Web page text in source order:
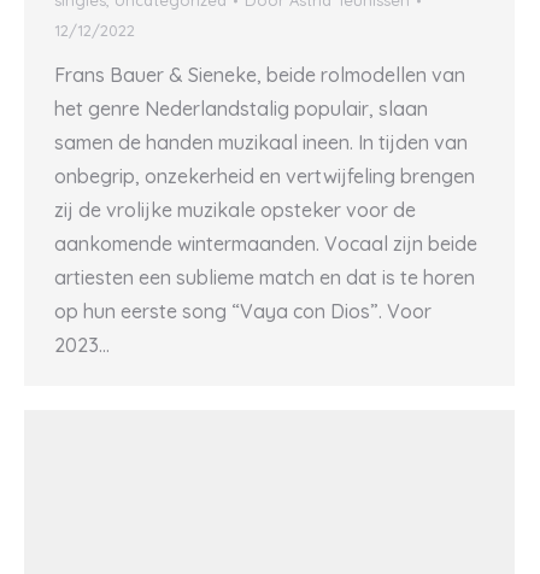
12/12/2022
Frans Bauer & Sieneke, beide rolmodellen van
het genre Nederlandstalig populair, slaan
samen de handen muzikaal ineen. In tijden van
onbegrip, onzekerheid en vertwijfeling brengen
zij de vrolijke muzikale opsteker voor de
aankomende wintermaanden. Vocaal zijn beide
artiesten een sublieme match en dat is te horen
op hun eerste song “Vaya con Dios”. Voor
2023…